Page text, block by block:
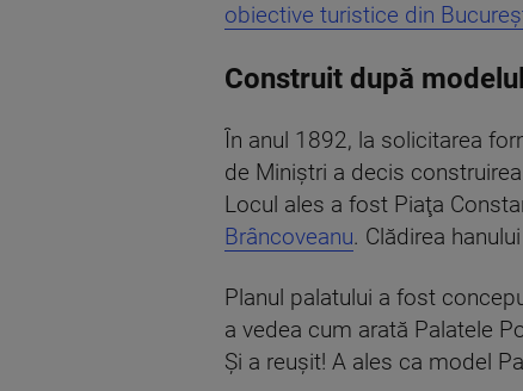
obiective turistice din
Construit după
În anul 1892, la solicitarea
de Miniştri a decis
Locul ales a fost Piaţa
Brâncoveanu. Clădirea
Planul palatului a fost
a vedea cum arată Palatele
Și a reușit! A ales ca model